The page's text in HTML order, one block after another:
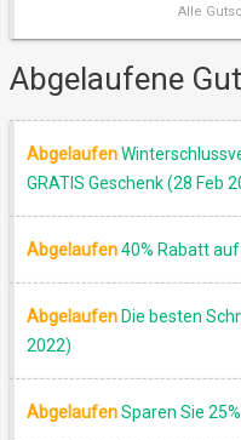
AKTION
Alle
Abgelaufene
Abgelaufen
GRATIS Geschenk (28 Feb
Abgelaufen40% Rabatt
Abgelaufen Die besten
2022)
AbgelaufenSparen Sie